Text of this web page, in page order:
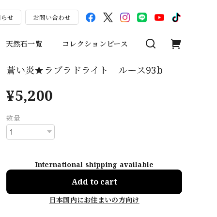
せ お問い合わせ
天然石一覧 コレクションピース
蒼い炎★ラブラドライト ルース93b
¥5,200
数量
International shipping available
Add to cart
日本国内にお住まいの方向け